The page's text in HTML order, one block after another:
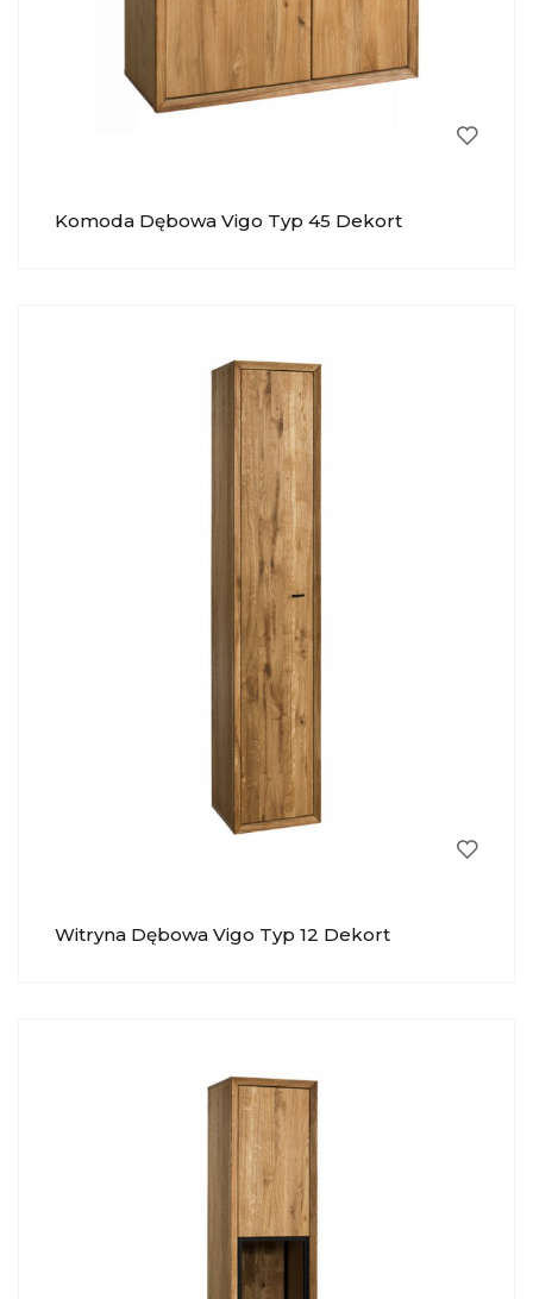
Komoda Dębowa Vigo Typ 45 Dekort
Witryna Dębowa Vigo Typ 12 Dekort